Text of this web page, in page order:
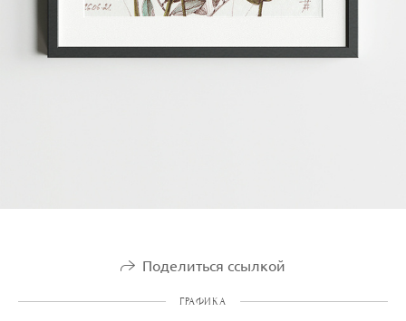
Поделиться ссылкой
ГРАФИКА